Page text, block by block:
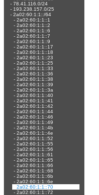
- 78.41.116.0/24
- 193.238.157.0/25
- 2a02:60:1:1::/64
- 2a02:60:1:1::1
- 2a02:60:1:1::2
- 2a02:60:1:1::6
- 2a02:60:1:1::7
- 2a02:60:1:1::9
- 2a02:60:1:1::17
- 2a02:60:1:1::18
- 2a02:60:1:1::23
- 2a02:60:1:1::25
- 2a02:60:1:1::33
- 2a02:60:1:1::36
- 2a02:60:1:1::38
- 2a02:60:1:1::39
- 2a02:60:1:1::3a
- 2a02:60:1:1::40
- 2a02:60:1:1::41
- 2a02:60:1:1::42
- 2a02:60:1:1::44
- 2a02:60:1:1::46
- 2a02:60:1:1::49
- 2a02:60:1:1::4b
- 2a02:60:1:1::4e
- 2a02:60:1:1::52
- 2a02:60:1:1::55
- 2a02:60:1:1::56
- 2a02:60:1:1::61
- 2a02:60:1:1::65
- 2a02:60:1:1::66
- 2a02:60:1:1::68
- 2a02:60:1:1::6b
- 2a02:60:1:1::6e
2a02:60:1:1::70
- 2a02:60:1:1::72